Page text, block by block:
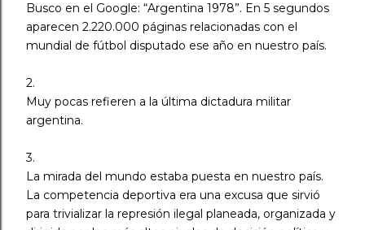
Busco en el Google: “Argentina 1978”. En 5 segundos
aparecen 2.220.000 páginas relacionadas con el
mundial de fútbol disputado ese año en nuestro país.
2.
Muy pocas refieren a la última dictadura militar
argentina.
3.
La mirada del mundo estaba puesta en nuestro país.
La competencia deportiva era una excusa que sirvió
para trivializar la represión ilegal planeada, organizada y